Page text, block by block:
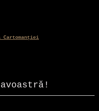
Cartomanției